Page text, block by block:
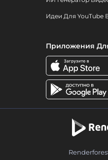
Идеи Для YouTube
Приложения